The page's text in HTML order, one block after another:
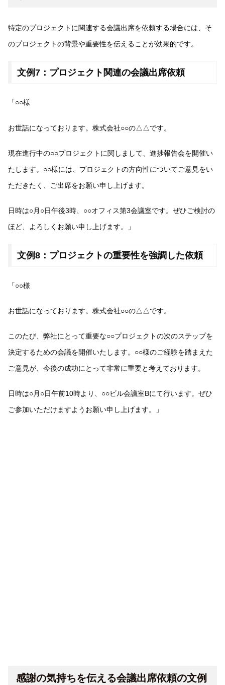
特定のプロジェクトに関連する会議出席を依頼する場合には、そ
のプロジェクトの背景や重要性を伝えることが効果的です。
文例7：プロジェクト関連の会議出席依頼
「○○様
お世話になっております。株式会社○○の△△です。
現在進行中の○○プロジェクトに関しまして、進捗報告会を開催い
たします。○○様には、プロジェクトの方向性についてご意見をい
ただきたく、ご出席をお願い申し上げます。
日時は○月○日午後3時、○○オフィス第3会議室です。ぜひご検討の
ほど、よろしくお願い申し上げます。」
文例8：プロジェクトの重要性を強調した依頼
「○○様
お世話になっております。株式会社○○の△△です。
このたび、弊社にとって重要な○○プロジェクトの次のステップを
決定するための会議を開催いたします。○○様のご経験を踏まえた
ご意見が、今後の成功にとって非常に重要と考えております。
日時は○月○日午前10時より、○○ビル会議室Bにて行います。ぜひ
ご参加いただけますようお願い申し上げます。」
感謝の気持ちを伝える会議出席依頼の文例